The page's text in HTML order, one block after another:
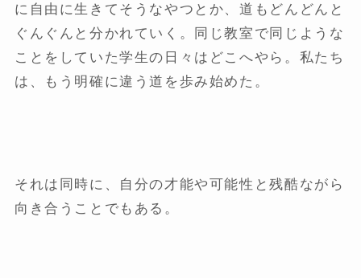
に自由に生きてそうなやつとか、道もどんどんと
ぐんぐんと分かれていく。同じ教室で同じような
ことをしていた学生の日々はどこへやら。私たち
は、もう明確に違う道を歩み始めた。
それは同時に、自分の才能や可能性と残酷ながら
向き合うことでもある。